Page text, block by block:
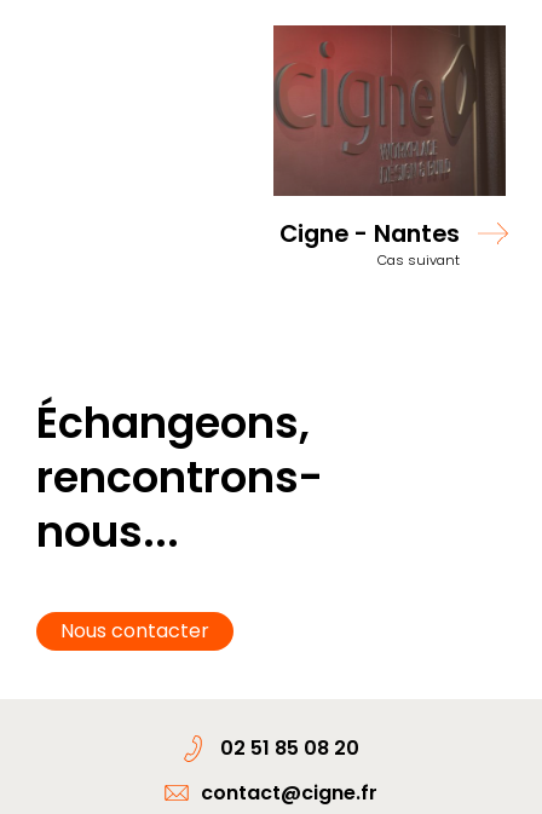
Cigne - Nantes
Cas suivant
Échangeons,
rencontrons-
nous...
Nous contacter
02 51 85 08 20
contact@cigne.fr